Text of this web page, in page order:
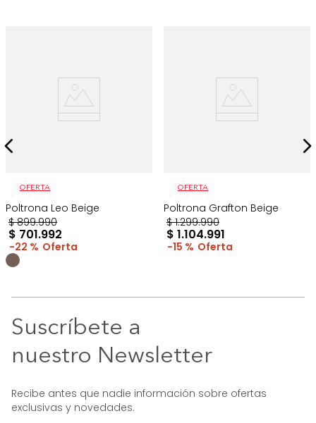
OFERTA
Poltrona Leo Beige
$ 899.990
$ 701.992
22 %
OFERTA
Poltrona Grafton Beige
$ 1.299.990
$ 1.104.991
15 %
Suscríbete a
nuestro Newsletter
Recibe antes que nadie información sobre ofertas
exclusivas y novedades.